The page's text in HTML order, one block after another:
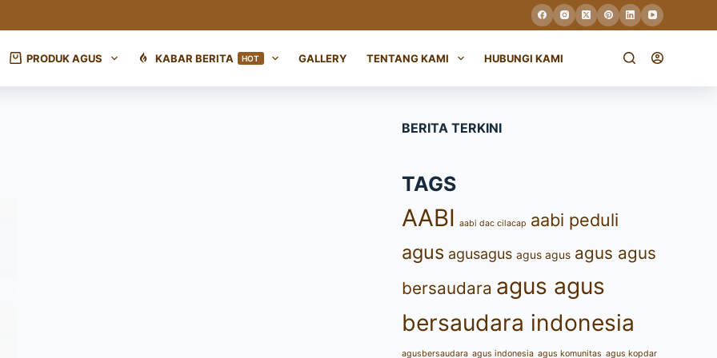
PRODUK AGUS KABAR BERITA HOT GALLERY TENTANG KAMI HUBUNGI KAMI
BERITA TERKINI
TAGS
AABI aabi dac cilacap aabi peduli
agus agusagus agus agus agus agus
bersaudara agus agus
bersaudara indonesia
agusbersaudara agus indonesia agus komunitas agus kopdar